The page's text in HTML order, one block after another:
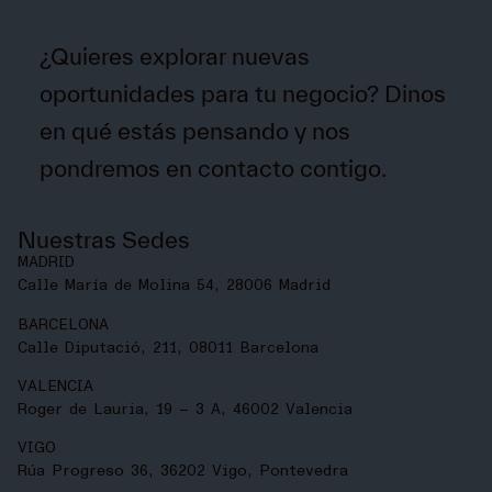
¿Quieres explorar nuevas
oportunidades para tu negocio? Dinos
en qué estás pensando y nos
pondremos en contacto contigo
Nuestras Sedes
MADRID
Calle María de Molina 54, 28006 Madrid
BARCELONA
Calle Diputació, 211, 08011 Barcelona
VALENCIA
Roger de Lauria, 19 – 3 A, 46002 Valencia
VIGO
Rúa Progreso 36, 36202 Vigo, Pontevedra